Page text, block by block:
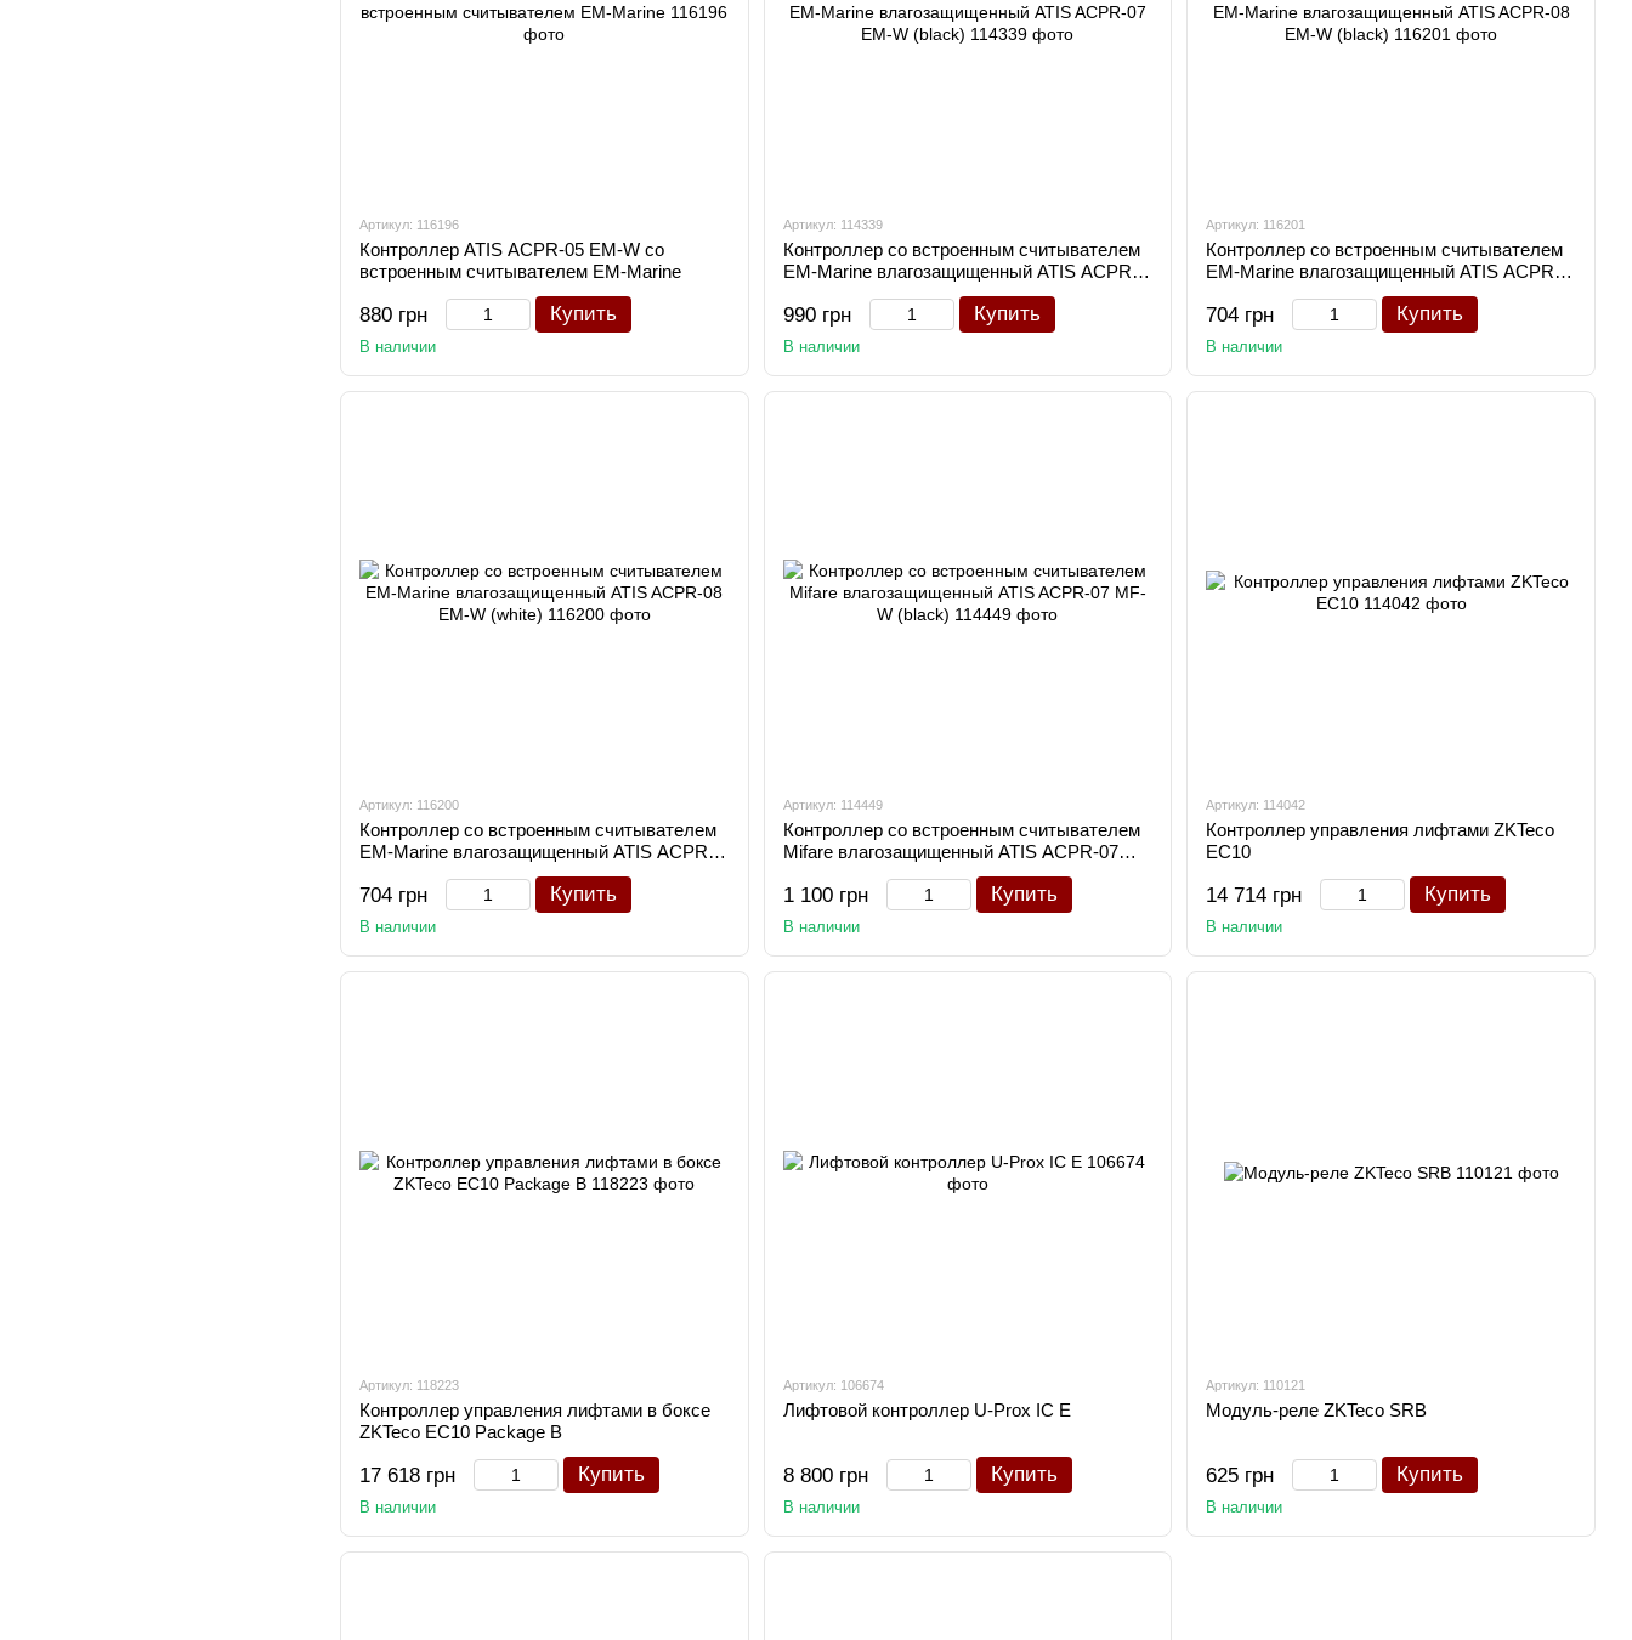
Артикул: 116196
Контроллер ATIS ACPR-05 EM-W со
встроенным считывателем EM-Marine
880 грн Купить
В наличии
Артикул: 114339
Контроллер со встроенным считывателем
EM-Marine влагозащищенный ATIS ACPR-
990 грн Купить
В наличии
Артикул: 116201
Контроллер со встроенным считывателем
EM-Marine влагозащищенный ATIS ACPR-
704 грн Купить
В наличии
Артикул: 116200
Контроллер со встроенным считывателем
EM-Marine влагозащищенный ATIS ACPR-
704 грн Купить
В наличии
Артикул: 114449
Контроллер со встроенным считывателем
Mifare влагозащищенный ATIS ACPR-07
1 100 грн Купить
В наличии
Артикул: 114042
Контроллер управления лифтами ZKTeco
EC10
14 714 грн Купить
В наличии
Артикул: 118223
Контроллер управления лифтами в боксе
ZKTeco EC10 Package B
17 618 грн Купить
В наличии
Артикул: 106674
Лифтовой контроллер U-Prox IC E
8 800 грн Купить
В наличии
Артикул: 110121
Модуль-реле ZKTeco SRB
625 грн Купить
В наличии